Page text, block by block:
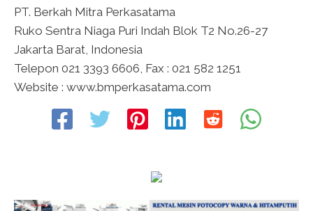
PT. Berkah Mitra Perkasatama
Ruko Sentra Niaga Puri Indah Blok T2 No.26-27
Jakarta Barat, Indonesia
Telepon 021 3393 6606, Fax : 021 582 1251
Website : www.bmperkasatama.com